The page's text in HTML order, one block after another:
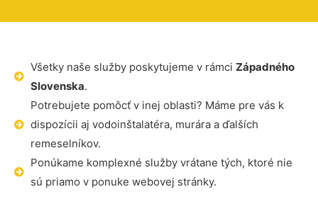
Všetky naše služby poskytujeme v rámci Západného
Slovenska.
Potrebujete pomôcť v inej oblasti? Máme pre vás k
dispozícii aj vodoinštalatéra, murára a ďalších
remeselníkov.
Ponúkame komplexné služby vrátane tých, ktoré nie
sú priamo v ponuke webovej stránky.